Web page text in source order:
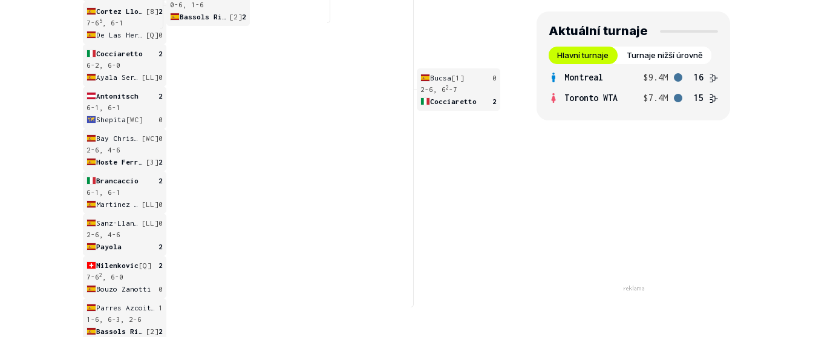
[8]2
7-6 5
, 6-1
[Q]0
Cocciaretto
2
6-2, 6-0
[LL]0
Antonitsch
2
6-1, 6-1
Shepita [WC] 0
[WC]0
2-6, 4-6
[3]2
Brancaccio
2
6-1, 6-1
[LL]0
[LL]0
2-6, 4-6
Payola
2
Milenkovic [Q]
2
7-62
, 6-0
Bouzo Zanotti
0
1
1-6, 6-3, 2-6
[2]2
0-6, 1-6
[2]2
Bucsa [1]
0
2-6, 62 -7
Cocciaretto
2
Aktuální turnaje
Hlavní turnaje Turnaje nižší úrovně
Montreal $9.4M
16
Toronto WTA
$7.4M 15